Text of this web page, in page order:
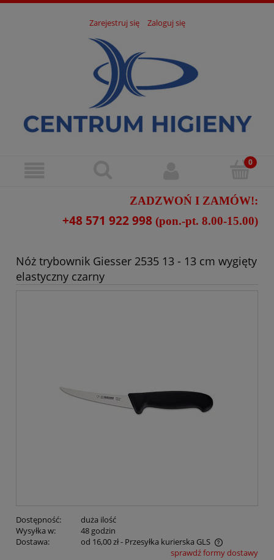
Zarejestruj się Zaloguj się
ZADZWOŃ I ZAMÓW!:
+48 571 922 998 (pon.-pt. 8.00-15.00)
Nóż trybownik Giesser 2535 13 - 13 cm wygięty
elastyczny czarny
Dostępność:
duża ilość
Wysyłka w:
48 godzin
Dostawa:
od 16,00 zł- Przesyłka kurierska GLS
Cena nie zawiera ewentualnych kosztów płatnościsprawdź formy dostawy